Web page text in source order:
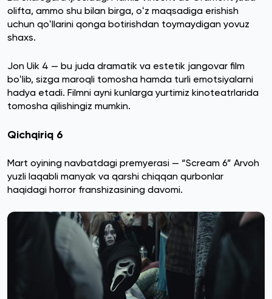
olifta, ammo shu bilan birga, oʻz maqsadiga erishish
uchun qoʻllarini qonga botirishdan toymaydigan yovuz
shaxs.
Jon Uik 4 — bu juda dramatik va estetik jangovar film
boʻlib, sizga maroqli tomosha hamda turli emotsiyalarni
hadya etadi. Filmni ayni kunlarga yurtimiz kinoteatrlarida
tomosha qilishingiz mumkin.
Qichqiriq 6
Mart oyining navbatdagi premyerasi — “Scream 6” Arvoh
yuzli laqabli manyak va qarshi chiqqan qurbonlar
haqidagi horror franshizasining davomi.